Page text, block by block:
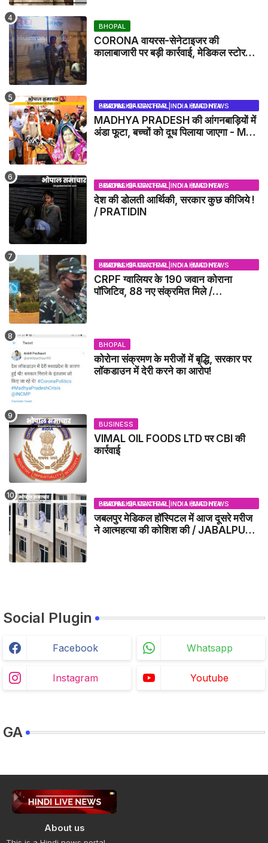
BHOPAL
CORONA वायरस-सेनेटाइजर की
कालाबाजारी पर बड़ी कार्रवाई, मेडिकल स्टोर
BHOPAL SAMACHAR | NO 1 HINDI NEWS PORTAL OF CENTRAL INDIA (MADHYA PRADESH)
MADHYA PRADESH की आंगनबाड़ियों में
अंडा फूटा, बच्चों को दूध पिलाया जाएगा - MP
BHOPAL SAMACHAR | NO 1 HINDI NEWS PORTAL OF CENTRAL INDIA (MADHYA PRADESH)
देश की डोलती आर्थिकी, सरकार कुछ कीजिये !
/ PRATIDIN
BHOPAL SAMACHAR | NO 1 HINDI NEWS PORTAL OF CENTRAL INDIA (MADHYA PRADESH)
CRPF ग्वालियर के 190 जवान कोराना
पॉजिटिव, 88 नए संक्रमित मिले /
BHOPAL
कोरोना संक्रमण के मरीजों में बृद्धि, सरकार पर
लॉकडाउन में देरी करने का आरोप!
BUSINESS
VIMAL OIL FOODS LTD पर CBI की
कार्रवाई
BHOPAL SAMACHAR | NO 1 HINDI NEWS PORTAL OF CENTRAL INDIA (MADHYA PRADESH)
जबलपुर मेडिकल हॉस्पिटल में आज दूसरे मरीज
ने आत्महत्या की कोशिश की / JABALPUR
Social Plugin
Facebook Whatsapp
Instagram Youtube
GA
About us